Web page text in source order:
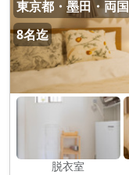
東京都・墨田・両国
8名迄
脱衣室